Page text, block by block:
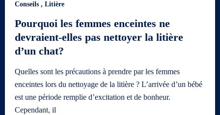
Conseils , Litière
Pourquoi les femmes enceintes ne
devraient-elles pas nettoyer la litière
d’un chat?
Quelles sont les précautions à prendre par les femmes
enceintes lors du nettoyage de la litière ? L’arrivée d’un bébé
est une période remplie d’excitation et de bonheur.
Cependant, il